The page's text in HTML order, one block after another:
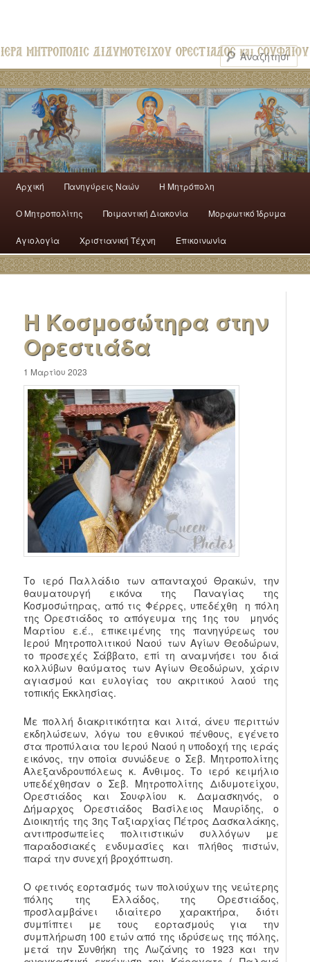
Αρχική Πανηγύρεις Ναών H Mητρόπολη
Ο Mητροπολίτης Ποιμαντική Διακονία Μορφωτικό Ίδρυμα
Αγιολογία Χριστιανική Τέχνη Επικοινωνία
Η Κοσμοσώτηρα στην
Ορεστιάδα
1 Μαρτίου 2023
Το ιερό Παλλάδιο των απανταχού Θρακών, την
θαυματουργή εικόνα της Παναγίας της
Κοσμοσώτηρας, από τις Φέρρες, υπεδέχθη η πόλη
της Ορεστιάδος το απόγευμα της 1ης του μηνός
Μαρτίου ε.έ., επικειμένης της πανηγύρεως του
Ιερού Μητροπολιτικού Ναού των Αγίων Θεοδώρων,
το προσεχές Σάββατο, επί τη αναμνήσει του διά
κολλύβων θαύματος των Αγίων Θεοδώρων, χάριν
αγιασμού και ευλογίας του ακριτικού λαού της
τοπικής Εκκλησίας.
Με πολλή διακριτικότητα και λιτά, άνευ περιττών
εκδηλώσεων, λόγω του εθνικού πένθους, εγένετο
στα προπύλαια του Ιερού Ναού η υποδοχή της ιεράς
εικόνος, την οποία συνώδευε ο Σεβ. Μητροπολίτης
Αλεξανδρουπόλεως κ. Άνθιμος. Το ιερό κειμήλιο
υπεδέχθησαν ο Σεβ. Μητροπολίτης Διδυμοτείχου,
Ορεστιάδος και Σουφλίου κ. Δαμασκηνός, ο
Δήμαρχος Ορεστιάδος Βασίλειος Μαυρίδης, ο
Διοικητής της 3ης Ταξιαρχίας Πέτρος Δασκαλάκης,
αντιπροσωπείες πολιτιστικών συλλόγων με
παραδοσιακές ενδυμασίες και πλήθος πιστών,
παρά την συνεχή βροχόπτωση.
Ο φετινός εορτασμός των πολιούχων της νεώτερης
πόλης της Ελλάδος, της Ορεστιάδος,
προσλαμβάνει ιδιαίτερο χαρακτήρα, διότι
συμπίπτει με τους εορτασμούς για την
συμπλήρωση 100 ετών από της ιδρύσεως της πόλης,
μετά την Συνθήκη της Λωζάνης το 1923 και την